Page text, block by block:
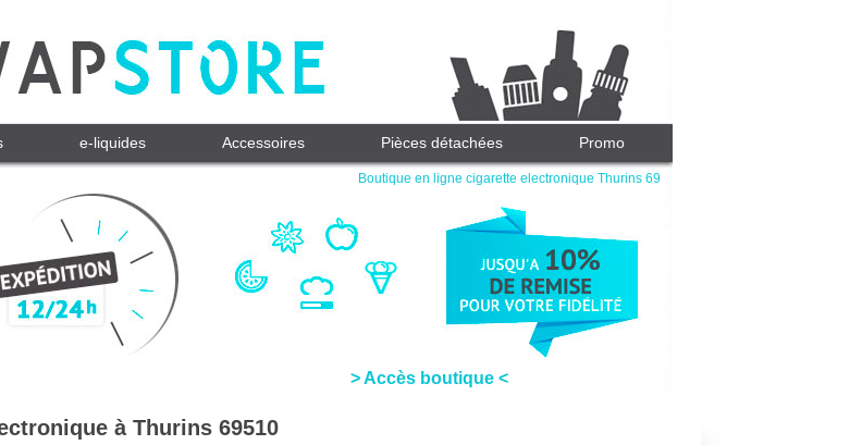
Boutique en ligne cigarette electronique Thurins 69
e-liquides Accessoires Pièces détachées Promo
> Accès boutique <
à Thurins 69510